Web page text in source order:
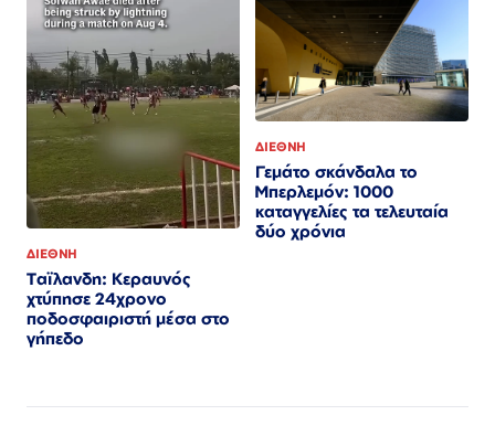
ΔΙΕΘΝΗ
Ταϊλανδη: Κεραυνός
χτύπησε 24χρονο
ποδοσφαιριστή μέσα στο
γήπεδο
ΔΙΕΘΝΗ
Γεμάτο σκάνδαλα το
Μπερλεμόν: 1000
καταγγελίες τα τελευταία
δύο χρόνια